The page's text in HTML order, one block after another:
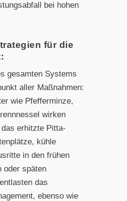
bei hohen
für die
gesamten Systems
aller Maßnahmen:
wie Pfefferminze,
wirken
erhitzte Pitta-
kühle
in den frühen
oder späten
das
ebenso wie